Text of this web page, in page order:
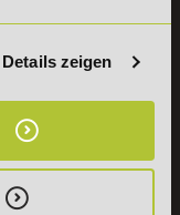
Details zeigen